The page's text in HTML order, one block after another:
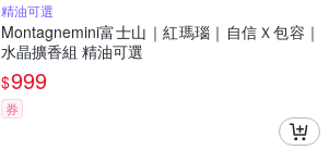
精油可選
Montagnemini富士山｜紅瑪瑙｜自信Ｘ包容｜
水晶擴香組 精油可選
$999
券